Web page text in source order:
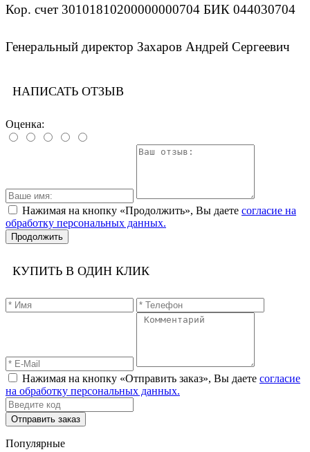
Кор. счет 30101810200000000704 БИК 044030704
Генеральный директор Захаров Андрей Сергеевич
НАПИСАТЬ ОТЗЫВ
Оценка:
Нажимая на кнопку «Продолжить», Вы даете согласие на
обработку персональных данных.
Продолжить
КУПИТЬ В ОДИН КЛИК
Нажимая на кнопку «Отправить заказ», Вы даете согласие
на обработку персональных данных.
Отправить заказ
Популярные